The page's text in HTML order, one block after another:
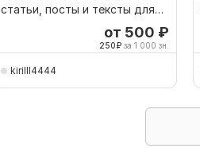
статьи, посты и тексты для
от 500 ₽
250₽ за 1 000 зн.
kirilll4444